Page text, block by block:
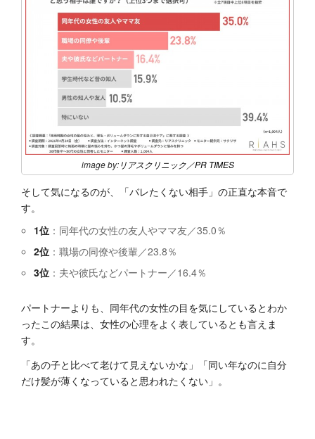
image by:リアスクリニック／PR TIMES
そして気になるのが、「バレたくない相手」の正直な本音で
す。
1位 ：同年代の女性の友人やママ友／35.0％
2位 ：職場の同僚や後輩／23.8％
3位 ：夫や彼氏などパートナー／16.4％
パートナーよりも、同年代の女性の目を気にしているとわか
ったこの結果は、女性の心理をよく表しているとも言えま
す。
「あの子と比べて老けて見えないかな」「同い年なのに自分
だけ髪が薄くなっていると思われたくない」。